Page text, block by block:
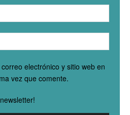
electrónico y sitio web en
vez que comente.